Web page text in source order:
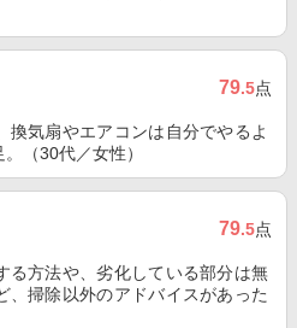
79.5点
換気扇やエアコンは自分でやるよ
（30代／女性）
79.5点
る方法や、劣化している部分は無
、掃除以外のアドバイスがあった